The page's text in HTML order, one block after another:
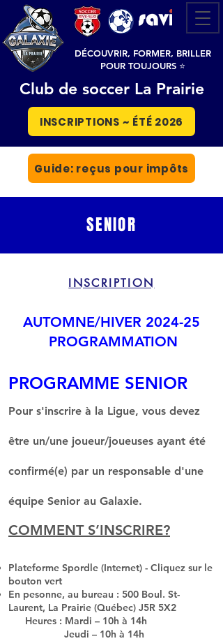
DÉCOUVRIR, FORMER, BRILLER
POUR TOUJOURS ⭐
Club de soccer La Prairie
INSCRIPTIONS ~ ÉTÉ 2026
Guide: reçus pour impôts
SENIOR
INSCRIPTION
AUTOMNE/HIVER 2024-25
​​​​​​PROGRAMMATION
PROGRAMME SENIOR
Pour s'inscrire à la Ligue, vous devez
être un/une joueur/joueuses ayant été
confirmé(e) par un responsable d'une
équipe Senior au Galaxie.
COMMENT S’INSCRIRE?
Plateforme Spordle (Internet) - Cliquez sur le
bouton vert
En pesonne, au bureau : 500 Boul. St-
Laurent, La Prairie (Québec) J5R 5X2
Heures : Mardi – 10h à 14h
Jeudi – 10h à 14h